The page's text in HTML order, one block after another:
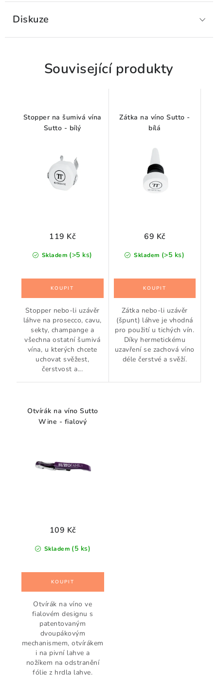
Diskuze
Související produkty
Stopper na šumivá vína
Sutto - bílý
Skladem (>5 ks)
119 Kč
Stopper nebo-li uzávěr
láhve na prosecco, cavu,
sekty, champange a
všechna ostatní šumivá
vína, u kterých chcete
uchovat svěžest,
čerstvost a...
Zátka na víno Sutto -
bílá
Skladem (>5 ks)
69 Kč
Zátka nebo-li uzávěr
(špunt) láhve je vhodná
pro použití u tichých vín.
Díky hermetickému
uzavření se zachová víno
déle čerstvé a svěží.
Otvírák na víno Sutto
Wine - fialový
Skladem (5 ks)
109 Kč
Otvírák na víno ve
fialovém designu s
patentovaným
dvoupákovým
mechanismem, otvírákem
i na pivní lahve a
nožíkem na odstranění
fólie z hrdla lahve.